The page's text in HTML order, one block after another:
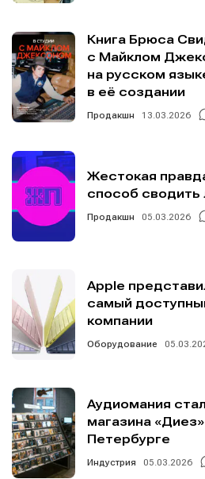
Книга Брюса
с Майклом
на русском
в её создании
Продакшн 13.03.2026
Жестокая
способ сводить
Продакшн 05.03.2026
Apple
самый
компании
Оборудование
Аудиомания
магазина
Петербурге
Индустрия 05.03.2026